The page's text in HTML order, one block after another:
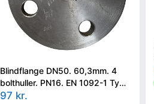
Blindflange DN50. 60,3mm. 4
bolthuller. PN16. EN 1092-1 Type
05/A P250GH
97 kr.